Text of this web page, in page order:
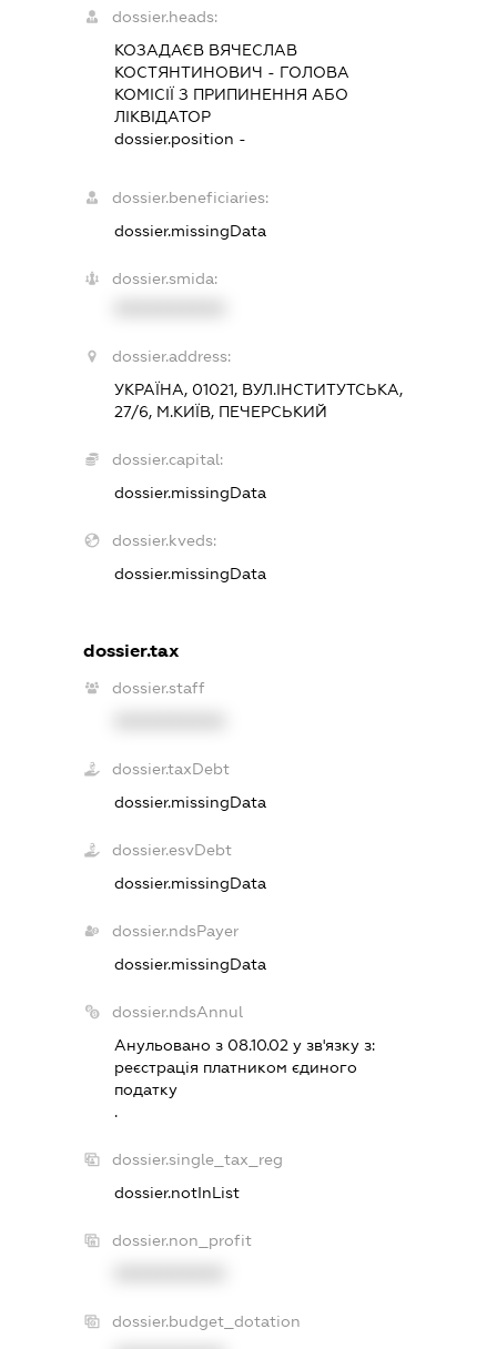
dossier.heads:
КОЗАДАЄВ ВЯЧЕСЛАВ
КОСТЯНТИНОВИЧ - ГОЛОВА
КОМІСІЇ З ПРИПИНЕННЯ АБО
ЛІКВІДАТОР
dossier.position -
dossier.beneficiaries:
dossier.missingData
dossier.smida:
dossier.address:
УКРАЇНА, 01021, ВУЛ.ІНСТИТУТСЬКА,
27/6, М.КИЇВ, ПЕЧЕРСЬКИЙ
dossier.capital:
dossier.missingData
dossier.kveds:
dossier.missingData
dossier.tax
dossier.staff
dossier.taxDebt
dossier.missingData
dossier.esvDebt
dossier.missingData
dossier.ndsPayer
dossier.missingData
dossier.ndsAnnul
Анульовано з 08.10.02 у зв'язку з:
реєстрацiя платником єдиного
податку
.
dossier.single_tax_reg
dossier.notInList
dossier.non_profit
dossier.budget_dotation